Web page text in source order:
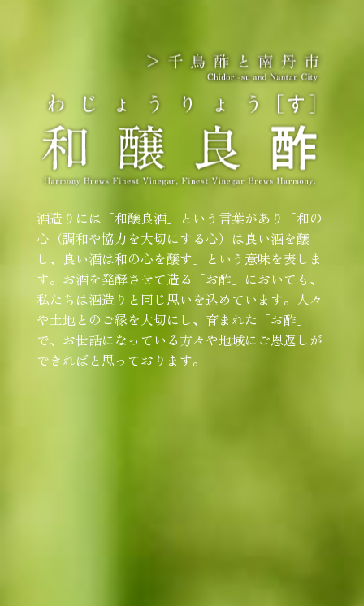
酒造りには「和醸良酒」という言葉があり「和の
心（調和や協力を大切にする心）は良い酒を醸
し、良い酒は和の心を醸す」という意味を表しま
す。お酒を発酵させて造る「お酢」においても、
私たちは酒造りと同じ思いを込めています。人々
や土地とのご縁を大切にし、育まれた「お酢」
で、お世話になっている方々や地域にご恩返しが
できればと思っております。